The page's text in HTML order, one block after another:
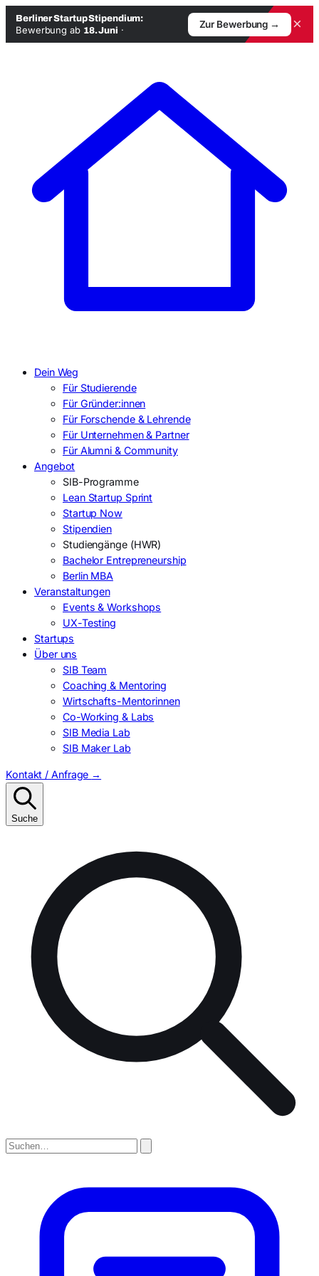
Berliner Startup Stipendium:
Bewerbung ab 18. Juni ·
Zur Bewerbung → ×
Dein Weg
Für Studierende
Für Gründer:innen
Für Forschende & Lehrende
Für Unternehmen & Partner
Für Alumni & Community
Angebot
SIB-Programme
Lean Startup Sprint
Startup Now
Stipendien
Studiengänge (HWR)
Bachelor Entrepreneurship
Berlin MBA
Veranstaltungen
Events & Workshops
UX-Testing
Startups
Über uns
SIB Team
Coaching & Mentoring
Wirtschafts-Mentorinnen
Co-Working & Labs
SIB Media Lab
SIB Maker Lab
Kontakt / Anfrage →
Suche